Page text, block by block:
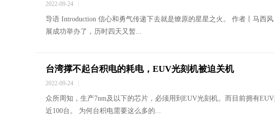
2022-09-24
导语 Introduction 信心和勇气传递下去就是燎原的星星之火。 作者丨马西
展成功举办了，历时四天又暂...
台湾撑不起台积电的耗电，EUV光刻机被迫关机
2022-09-24
众所周知，生产7nm及以下的芯片，必须用到EUV光刻机。而目前拥有
近100台。 为何台积电需要这么多的...